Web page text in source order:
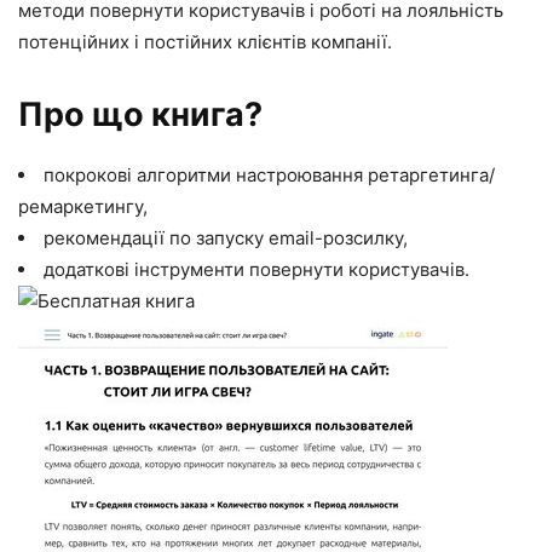
методи повернути користувачів і роботі на лояльність
потенційних і постійних клієнтів компанії.
Про що книга?
покрокові алгоритми настроювання ретаргетинга/
ремаркетингу,
рекомендації по запуску email-розсилку,
додаткові інструменти повернути користувачів.